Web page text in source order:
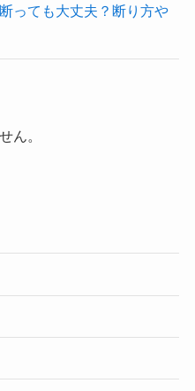
っても大丈夫？断り方や
ん。